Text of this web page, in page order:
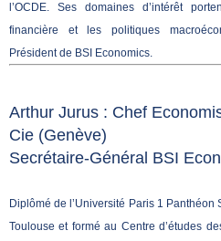
l’OCDE. Ses domaines d’intérêt
financière et les politiques
Président de BSI Economics.
Arthur Jurus : Chef
Cie (Genève)
Secrétaire-Général BSI
Diplômé de l’Université Paris 1 Panthéon
Toulouse et formé au Centre d’études